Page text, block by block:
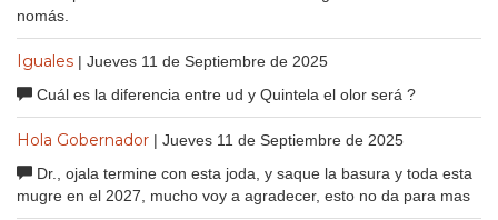
nomás.
Iguales | Jueves 11 de Septiembre de 2025
Cuál es la diferencia entre ud y Quintela el olor será ?
Hola Gobernador | Jueves 11 de Septiembre de 2025
Dr., ojala termine con esta joda, y saque la basura y toda esta
mugre en el 2027, mucho voy a agradecer, esto no da para mas